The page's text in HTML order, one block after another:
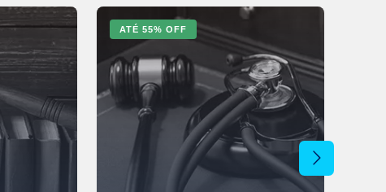
ATÉ 55% OFF